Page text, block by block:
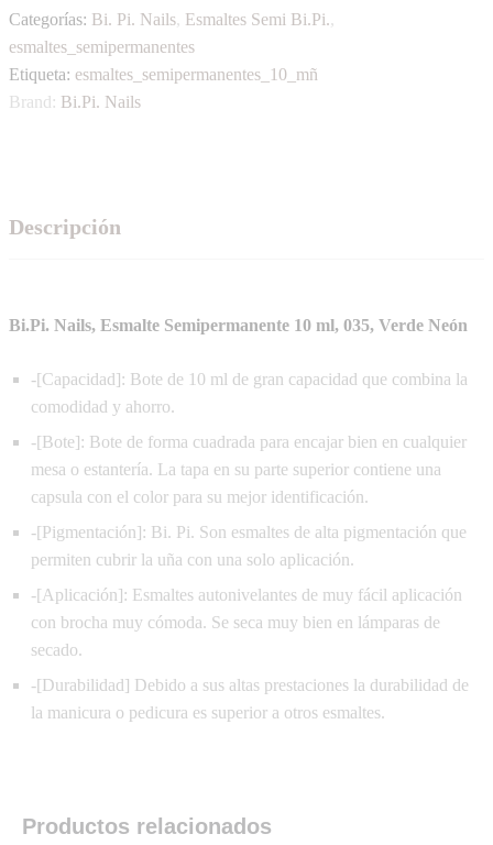
Categorías: Bi. Pi. Nails, Esmaltes Semi Bi.Pi.,
esmaltes_semipermanentes
Etiqueta: esmaltes_semipermanentes_10_mñ
Brand: Bi.Pi. Nails
Descripción
Bi.Pi. Nails, Esmalte Semipermanente 10 ml, 035, Verde Neón
-[Capacidad]: Bote de 10 ml de gran capacidad que combina la
comodidad y ahorro.
-[Bote]: Bote de forma cuadrada para encajar bien en cualquier
mesa o estantería. La tapa en su parte superior contiene una
capsula con el color para su mejor identificación.
-[Pigmentación]: Bi. Pi. Son esmaltes de alta pigmentación que
permiten cubrir la uña con una solo aplicación.
-[Aplicación]: Esmaltes autonivelantes de muy fácil aplicación
con brocha muy cómoda. Se seca muy bien en lámparas de
secado.
-[Durabilidad] Debido a sus altas prestaciones la durabilidad de
la manicura o pedicura es superior a otros esmaltes.
Productos relacionados